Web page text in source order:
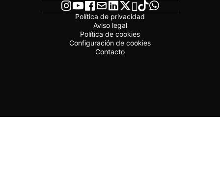
Política de privacidad
Aviso legal
Política de cookies
Configuración de cookies
Contacto